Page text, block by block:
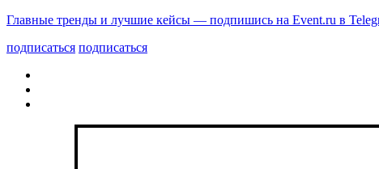
Главные тренды и лучшие кейсы — подпишись на Event.ru в
подписаться подписаться